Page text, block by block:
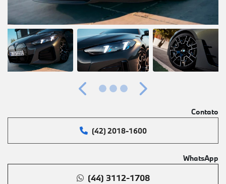
Anterior Próximo
Contato
(42) 2018-1600
WhatsApp
(44) 3112-1708